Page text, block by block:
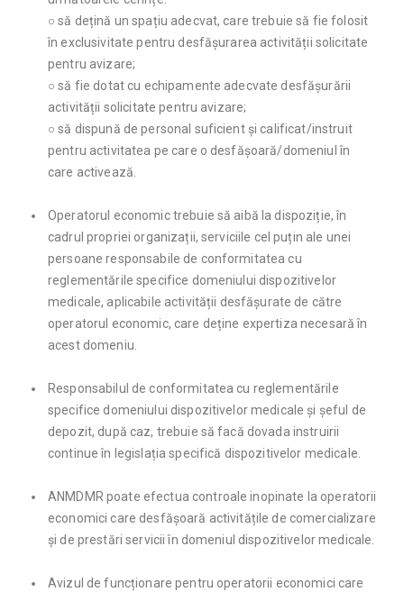
○ să dețină un spațiu adecvat, care trebuie să fie folosit
în exclusivitate pentru desfășurarea activității solicitate
pentru avizare;
○ să fie dotat cu echipamente adecvate desfășurării
activității solicitate pentru avizare;
○ să dispună de personal suficient și calificat/instruit
pentru activitatea pe care o desfășoară/domeniul în
care activează.
Operatorul economic trebuie să aibă la dispoziție, în
cadrul propriei organizații, serviciile cel puțin ale unei
persoane responsabile de conformitatea cu
reglementările specifice domeniului dispozitivelor
medicale, aplicabile activității desfășurate de către
operatorul economic, care deține expertiza necesară în
acest domeniu.
Responsabilul de conformitatea cu reglementările
specifice domeniului dispozitivelor medicale și șeful de
depozit, după caz, trebuie să facă dovada instruirii
continue în legislația specifică dispozitivelor medicale.
ANMDMR poate efectua controale inopinate la operatorii
economici care desfășoară activitățile de comercializare
și de prestări servicii în domeniul dispozitivelor medicale.
Avizul de funcționare pentru operatorii economici care